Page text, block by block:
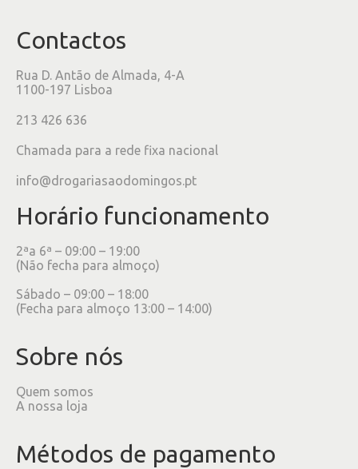
Contactos
Rua D. Antão de Almada, 4-A
1100-197 Lisboa
213 426 636
Chamada para a rede fixa nacional
info@drogariasaodomingos.pt
Horário funcionamento
2ªa 6ª – 09:00 – 19:00
(Não fecha para almoço)
Sábado – 09:00 – 18:00
(Fecha para almoço 13:00 – 14:00)
Sobre nós
Quem somos
A nossa loja
Métodos de pagamento